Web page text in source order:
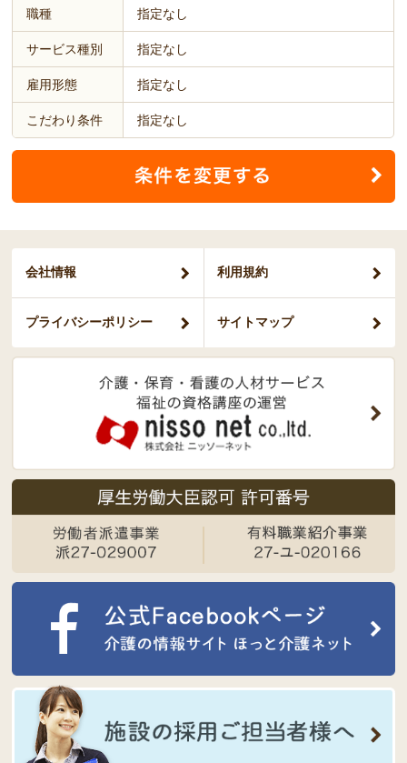
職種 指定なし
サービス種別 指定なし
雇用形態 指定なし
こだわり条件 指定なし
会社情報 利用規約
プライバシーポリシー サイトマップ